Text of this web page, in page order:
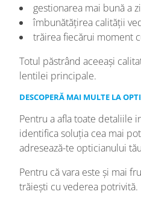
gestionarea mai bună a
îmbunătățirea calității
trăirea fiecărui moment
Totul păstrând aceeași
lentilei principale.
DESCOPERĂ MAI MULTE LA
Pentru a afla toate detaliile
identifica soluția cea mai
adresează-te opticianului
Pentru că vara este și mai
trăiești cu vederea potrivită.